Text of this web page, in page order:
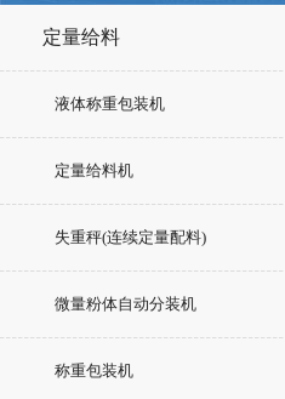
定量给料
液体称重包装机
定量给料机
失重秤(连续定量配料)
微量粉体自动分装机
称重包装机